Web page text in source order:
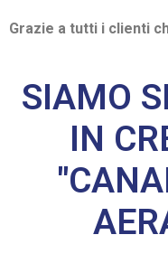
Grazie a tutti i clienti
SIAMO
IN